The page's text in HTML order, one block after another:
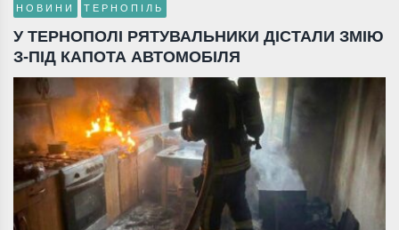
НОВИНИ ТЕРНОПІЛЬ
У ТЕРНОПОЛІ РЯТУВАЛЬНИКИ ДІСТАЛИ ЗМІЮ
З-ПІД КАПОТА АВТОМОБІЛЯ